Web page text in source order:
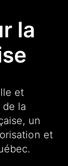
la
et
la
un
et